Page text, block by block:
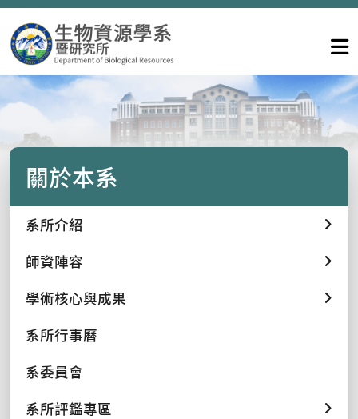
關於本系
系所介紹
師資陣容
學術核心與成果
系所行事曆
系委員會
系所評鑑專區